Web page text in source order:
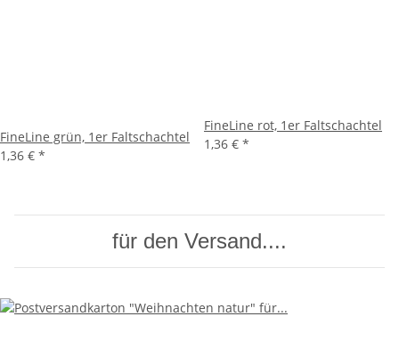
FineLine grün, 1er Faltschachtel
1,36 € *
FineLine rot, 1er Faltschachtel
1,36 € *
für den Versand....